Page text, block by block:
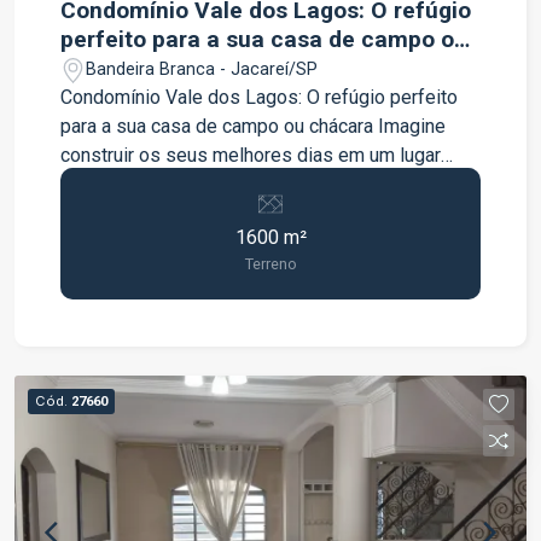
Condomínio Vale dos Lagos: O refúgio
perfeito para a sua casa de campo ou
chácara
Bandeira Branca - Jacareí/SP
Condomínio Vale dos Lagos: O refúgio perfeito
para a sua casa de campo ou chácara Imagine
construir os seus melhores dias em um lugar
onde a natureza e a segurança caminham juntas.
O Condomínio Vale dos Lagos oferece a
tranquilidade do campo com o conforto da
bem-estar: Segurança total: Duas portarias 24h e
ambiental, diversas nascentes e 2 lagos com
pesca livre. Lazer e esportes: Pista de
caminhada ao redor dos lagos, academia ao ar
livre, campo de futebol, quadra de areia e vários
quiosques para momentos de descanso. Para as
crianças: 2 áreas de playground completas e
1600 m²
Terreno
Cód. 27660